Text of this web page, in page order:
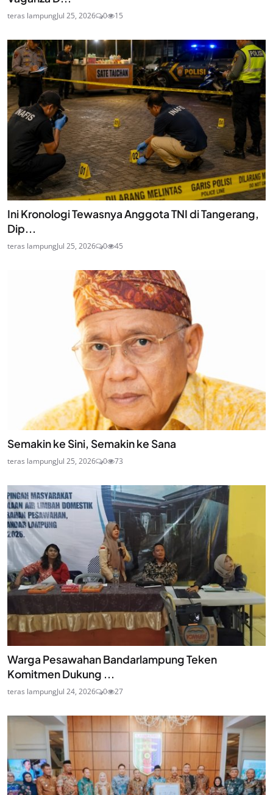
teras lampungJul 25, 2026 0 15
Ini Kronologi Tewasnya Anggota TNI di Tangerang,
Dip...
teras lampungJul 25, 2026 0 45
Semakin ke Sini, Semakin ke Sana
teras lampungJul 25, 2026 0 73
Warga Pesawahan Bandarlampung Teken
Komitmen Dukung ...
teras lampungJul 24, 2026 0 27